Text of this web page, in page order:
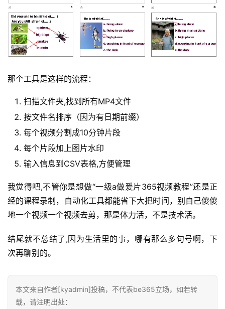
那个工具是这样的流程：
扫描文件夹,找到所有MP4文件
按文件名排序（因为有日期前缀）
每个视频分割成10分钟片段
每个片段加上图片水印
输入信息到CSV表格,方便管理
我觉得吧,不管你是想做“一级a做爰片365视频教程”还是正
经的课程录制，自动化工具都能省下大把时间，别自己傻傻
地一个视频一个视频去剪，那是体力活，不是技术活。
结尾就不总结了,因为生活里的事，哪有那么多句号啊，下
次再聊别的。
本文来自作者[kyadmin]投稿，不代表be365立场，如若转
载，请注明出处：